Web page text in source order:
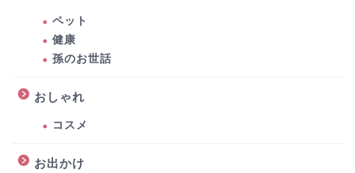
ペット
健康
孫のお世話
おしゃれ
コスメ
お出かけ